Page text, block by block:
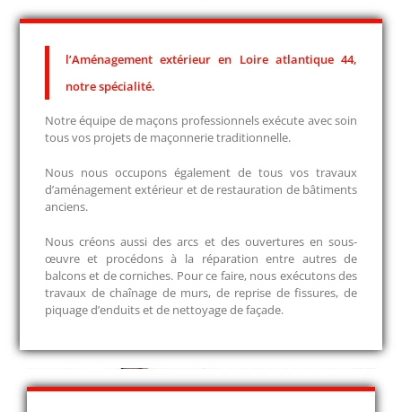
l’Aménagement extérieur en Loire atlantique 44,
notre spécialité.
Notre équipe de maçons professionnels exécute avec soin
tous vos projets de maçonnerie traditionnelle.
Nous nous occupons également de tous vos travaux
d’aménagement extérieur et de restauration de bâtiments
anciens.
Nous créons aussi des arcs et des ouvertures en sous-
œuvre et procédons à la réparation entre autres de
balcons et de corniches. Pour ce faire, nous exécutons des
travaux de chaînage de murs, de reprise de fissures, de
piquage d’enduits et de nettoyage de façade.